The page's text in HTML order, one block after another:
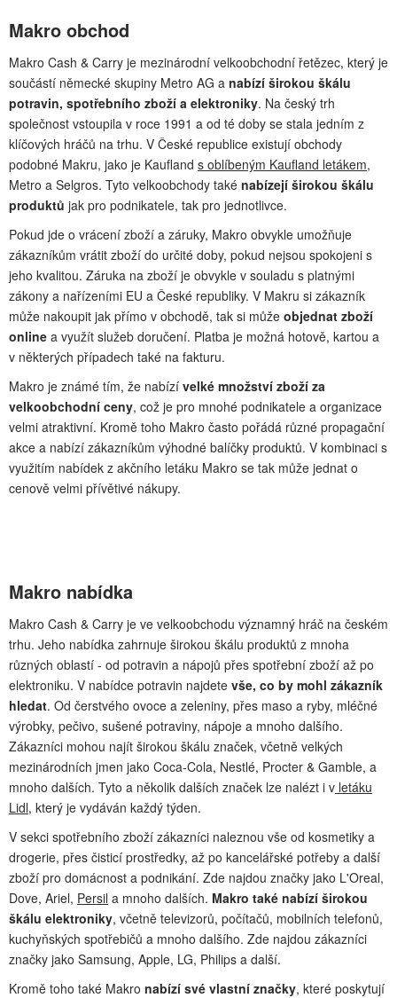
Makro obchod
Makro Cash & Carry je mezinárodní velkoobchodní řetězec, který je
součástí německé skupiny Metro AG a nabízí širokou škálu
potravin, spotřebního zboží a elektroniky. Na český trh
společnost vstoupila v roce 1991 a od té doby se stala jedním z
klíčových hráčů na trhu. V České republice existují obchody
podobné Makru, jako je Kaufland s oblíbeným Kaufland letákem,
Metro a Selgros. Tyto velkoobchody také nabízejí širokou škálu
produktů jak pro podnikatele, tak pro jednotlivce.
Pokud jde o vrácení zboží a záruky, Makro obvykle umožňuje
zákazníkům vrátit zboží do určité doby, pokud nejsou spokojeni s
jeho kvalitou. Záruka na zboží je obvykle v souladu s platnými
zákony a nařízeními EU a České republiky. V Makru si zákazník
může nakoupit jak přímo v obchodě, tak si může objednat zboží
online a využít služeb doručení. Platba je možná hotově, kartou a
v některých případech také na fakturu.
Makro je známé tím, že nabízí velké množství zboží za
velkoobchodní ceny, což je pro mnohé podnikatele a organizace
velmi atraktivní. Kromě toho Makro často pořádá různé propagační
akce a nabízí zákazníkům výhodné balíčky produktů. V kombinaci s
využitím nabídek z akčního letáku Makro se tak může jednat o
cenově velmi přívětivé nákupy.
Makro nabídka
Makro Cash & Carry je ve velkoobchodu významný hráč na českém
trhu. Jeho nabídka zahrnuje širokou škálu produktů z mnoha
různých oblastí - od potravin a nápojů přes spotřební zboží až po
elektroniku. V nabídce potravin najdete vše, co by mohl zákazník
hledat. Od čerstvého ovoce a zeleniny, přes maso a ryby, mléčné
výrobky, pečivo, sušené potraviny, nápoje a mnoho dalšího.
Zákazníci mohou najít širokou škálu značek, včetně velkých
mezinárodních jmen jako Coca-Cola, Nestlé, Procter & Gamble, a
mnoho dalších. Tyto a několik dalších značek lze nalézt i v letáku
Lidl, který je vydáván každý týden.
V sekci spotřebního zboží zákazníci naleznou vše od kosmetiky a
drogerie, přes čisticí prostředky, až po kancelářské potřeby a další
zboží pro domácnost a podnikání. Zde najdou značky jako L'Oreal,
Dove, Ariel, Persil a mnoho dalších. Makro také nabízí širokou
škálu elektroniky, včetně televizorů, počítačů, mobilních telefonů,
kuchyňských spotřebičů a mnoho dalšího. Zde najdou zákazníci
značky jako Samsung, Apple, LG, Philips a další.
Kromě toho také Makro nabízí své vlastní značky, které poskytují